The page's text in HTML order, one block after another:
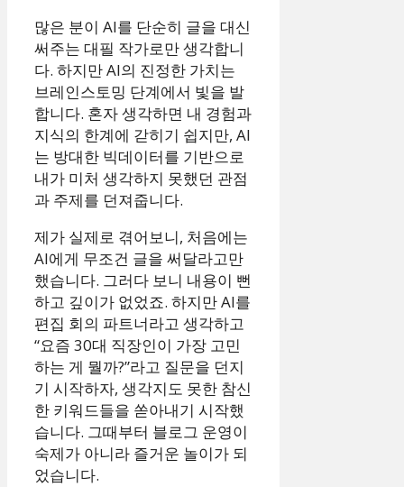
많은 분이 AI를 단순히 글을 대신
써주는 대필 작가로만 생각합니
다. 하지만 AI의 진정한 가치는
브레인스토밍 단계에서 빛을 발
합니다. 혼자 생각하면 내 경험과
지식의 한계에 갇히기 쉽지만, AI
는 방대한 빅데이터를 기반으로
내가 미처 생각하지 못했던 관점
과 주제를 던져줍니다.
제가 실제로 겪어보니, 처음에는
AI에게 무조건 글을 써달라고만
했습니다. 그러다 보니 내용이 뻔
하고 깊이가 없었죠. 하지만 AI를
편집 회의 파트너라고 생각하고
“요즘 30대 직장인이 가장 고민
하는 게 뭘까?”라고 질문을 던지
기 시작하자, 생각지도 못한 참신
한 키워드들을 쏟아내기 시작했
습니다. 그때부터 블로그 운영이
숙제가 아니라 즐거운 놀이가 되
었습니다.